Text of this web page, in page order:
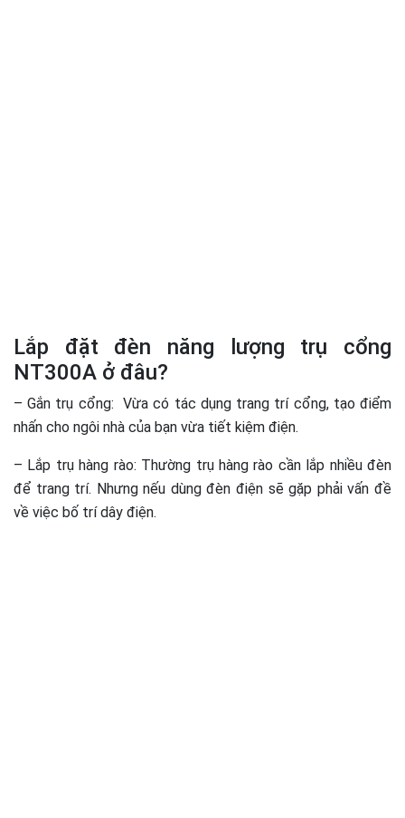
Lắp đặt đèn năng lượng trụ cổng
NT300A ở đâu?
– Gắn trụ cổng: Vừa có tác dụng trang trí cổng, tạo điểm
nhấn cho ngôi nhà của bạn vừa tiết kiệm điện.
– Lắp trụ hàng rào: Thường trụ hàng rào cần lắp nhiều đèn
để trang trí. Nhưng nếu dùng đèn điện sẽ gặp phải vấn đề
về việc bố trí dây điện.